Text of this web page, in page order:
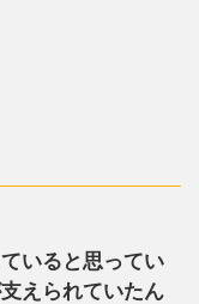
いると思ってい
えられていたん